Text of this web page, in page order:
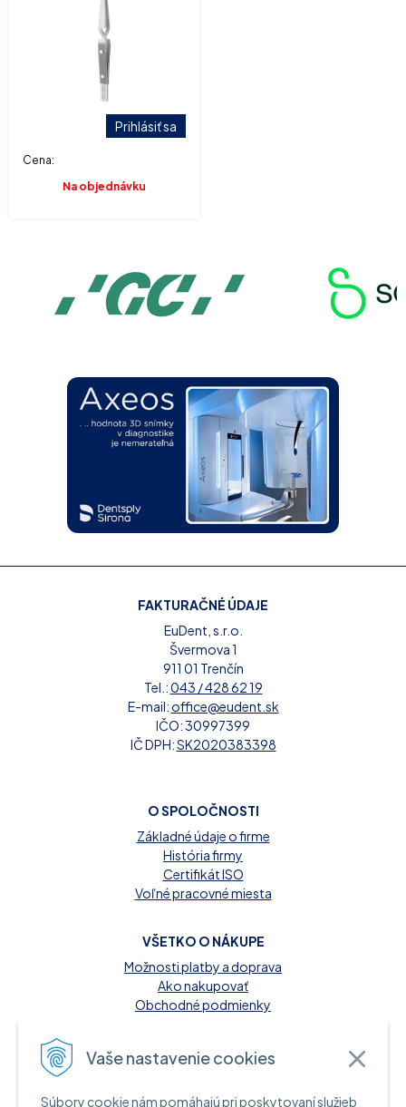
Vaše nastavenie cookies
Súbory cookie nám pomáhajú pri poskytovaní služieb
Cena:
Prihlásiť sa
Na objednávku
FAKTURAČNÉ ÚDAJE
EuDent, s.r.o.
Švermova 1
911 01 Trenčín
Tel.:043 / 428 62 19
E-mail:office@eudent.sk
IČO: 30997399
IČ DPH:SK2020383398
O SPOLOČNOSTI
Základné údaje o firme
História firmy
Certifikát ISO
Voľné pracovné miesta
VŠETKO O NÁKUPE
Možnosti platby a doprava
Ako nakupovať
Obchodné podmienky
MOŽNOSTI PLATBY